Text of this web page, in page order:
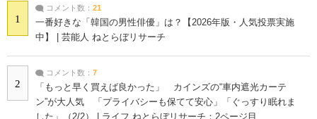
1
コメント数： 21
一番好きな「韓国の男性俳優」は？【2026年版・人気投票実施
中】 | 芸能人 ねとらぼリサーチ
2
コメント数： 7
「もっと早く買えば良かった」 カインズの“車内遮光カーテ
ン”が大人気 「プライバシーも保てて安心」「ぐっすり眠れま